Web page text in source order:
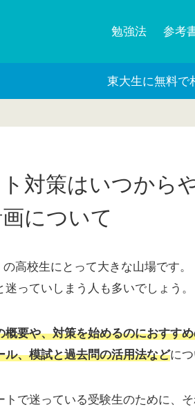
勉強法 参考
東大生に無料で
対策はいつから
について
高校生にとって大きな山場です
っていしまう人も多いでしょう。
概要や、対策を始めるのにおすす
、模試と過去問の活用法などにつ
トで迷っている受験生のために、